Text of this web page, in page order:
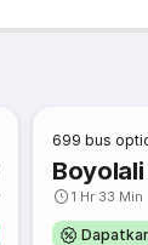
699 bus
1 Hr 33 Min